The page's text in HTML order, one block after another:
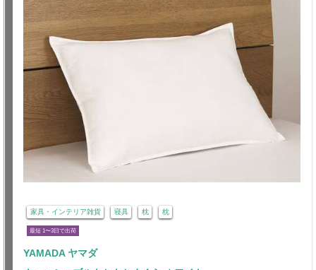
家具・インテリア雑貨 寝具 枕 枕
最短 1〜3日で出荷
YAMADA ヤマダ